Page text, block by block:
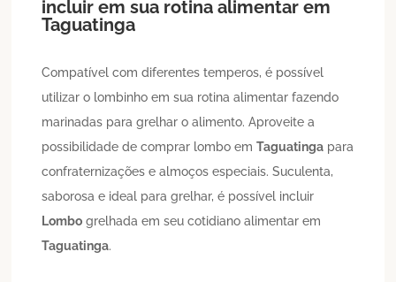
incluir em sua rotina alimentar em
Taguatinga
Compatível com diferentes temperos, é possível
utilizar o lombinho em sua rotina alimentar fazendo
marinadas para grelhar o alimento. Aproveite a
possibilidade de comprar lombo emTaguatinga para
confraternizações e almoços especiais. Suculenta,
saborosa e ideal para grelhar, é possível incluir
Lombo grelhada em seu cotidiano alimentar em
Taguatinga.